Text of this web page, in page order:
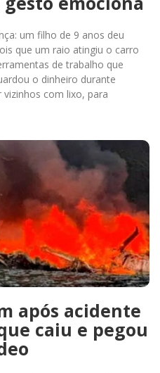
um filho de 9 anos deu
que um raio atingiu o carro
de trabalho que
o dinheiro durante
com lixo, para
após acidente
caiu e pegou